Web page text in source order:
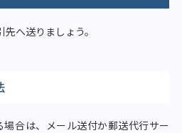
へ送りましょう。
合は、メール送付か郵送代行サー